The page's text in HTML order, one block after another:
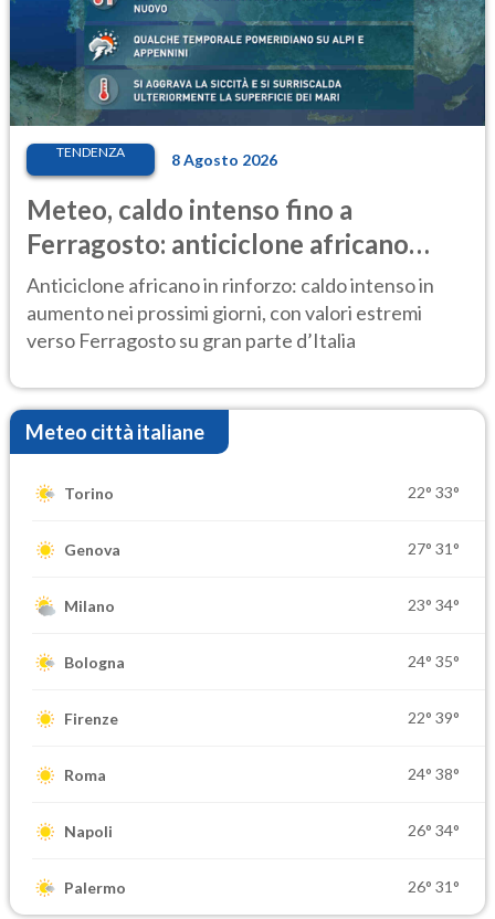
TENDENZA 8 Agosto 2026
Meteo, caldo intenso fino a
Ferragosto: anticiclone africano
ancora protagonista
Anticiclone africano in rinforzo: caldo intenso in
aumento nei prossimi giorni, con valori estremi
verso Ferragosto su gran parte d’Italia
Meteo città italiane
Torino 22° 33°
Genova 27° 31°
Milano 23° 34°
Bologna 24° 35°
Firenze 22° 39°
Roma 24° 38°
Napoli 26° 34°
Palermo 26° 31°